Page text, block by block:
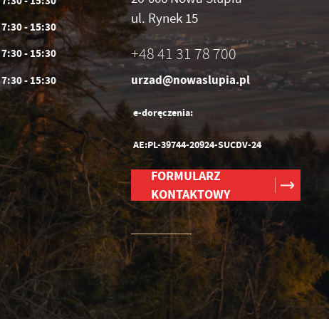
7:30 - 15:30
7:30 - 15:30
7:30 - 15:30
ul. Rynek 15
+48 41 31 78 700
urzad@nowaslupia.pl
e-doręczenia:
AE:PL-39744-20924-SUCDV-24
FORMULARZ
KONTAKTOWY